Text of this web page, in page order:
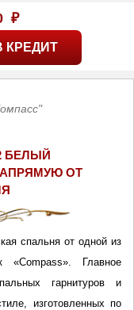
₽
БЕЛЫЙ
ОТ
спальня от одной из
«Compass». Главное
гарнитуров и
изготовленных по